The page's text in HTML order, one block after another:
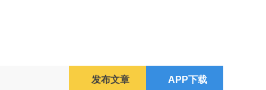
发布文章 APP下载